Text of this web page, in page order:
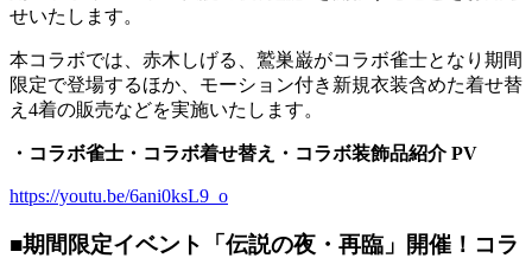
せいたします。
本コラボでは、赤木しげる、鷲巣巌がコラボ雀士となり期間
限定で登場するほか、モーション付き新規衣装含めた着せ替
え4着の販売などを実施いたします。
・コラボ雀士・コラボ着せ替え・コラボ装飾品紹介 PV
https://youtu.be/6ani0ksL9_o
■期間限定イベント「伝説の夜・再臨」開催！コラ